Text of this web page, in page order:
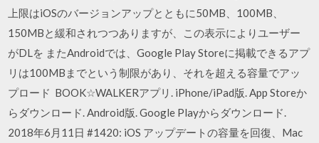
上限はiOSのバージョンアップとともに50MB、100MB、
150MBと緩和されつつありますが、この表示によりユーザー
がDLを またAndroidでは、Google Play Storeに掲載できるアプ
リは100MBまでという制限があり、それを超える容量でアッ
プロード BOOK☆WALKERアプリ. iPhone/iPad版. App Storeか
らダウンロード. Android版. Google Playからダウンロード.
2018年6月11日 #1420: iOS アップデートの容量を回復、Mac